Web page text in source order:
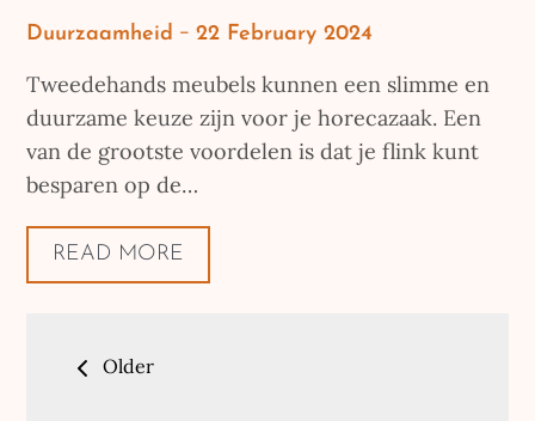
Duurzaamheid
Posted
22 February 2024
Tweedehands meubels kunnen een slimme en
duurzame keuze zijn voor je horecazaak. Een
van de grootste voordelen is dat je flink kunt
besparen op de…
READ MORE
Posts
Older